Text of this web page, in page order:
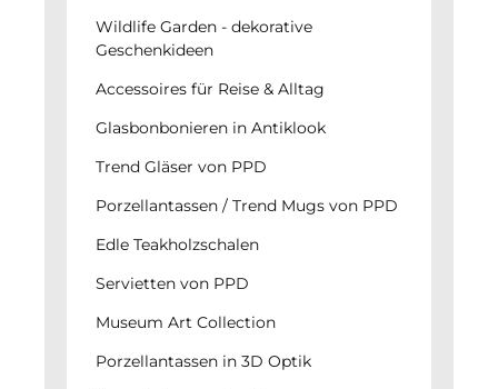
Wildlife Garden - dekorative
Geschenkideen
Accessoires für Reise & Alltag
Glasbonbonieren in Antiklook
Trend Gläser von PPD
Porzellantassen / Trend Mugs von PPD
Edle Teakholzschalen
Servietten von PPD
Museum Art Collection
Porzellantassen in 3D Optik